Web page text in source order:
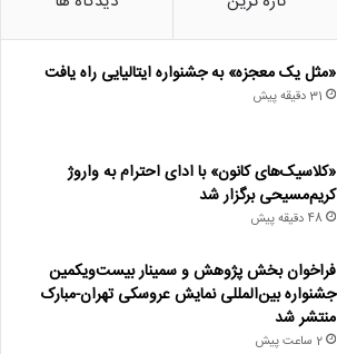
«مثل یک معجزه» به جشنواره ایتالیایی راه یافت
31 دقیقه پیش
«کلاسیک‌های کانون» با ادای احترام به واروژ
کریم‌مسیحی برگزار شد
48 دقیقه پیش
فراخوان بخش پژوهش و سمینار بیست‌ویکمین
جشنواره بین‌المللی نمایش عروسکی تهران-مبارک
منتشر شد
2 ساعت پیش